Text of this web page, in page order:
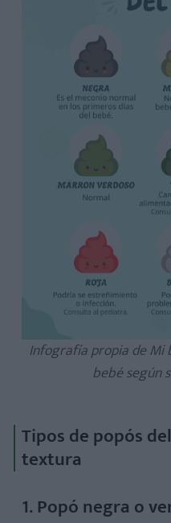
Tabla resumen: colores
Tabla resumen:
cómo actuar
Infografía propia de Mi
bebé según
Tipos de popós
textura
1. Popó negra o